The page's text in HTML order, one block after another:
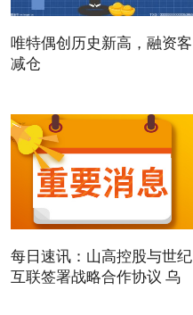
唯特偶创历史新高，融资客
减仓
每日速讯：山高控股与世纪
互联签署战略合作协议 乌